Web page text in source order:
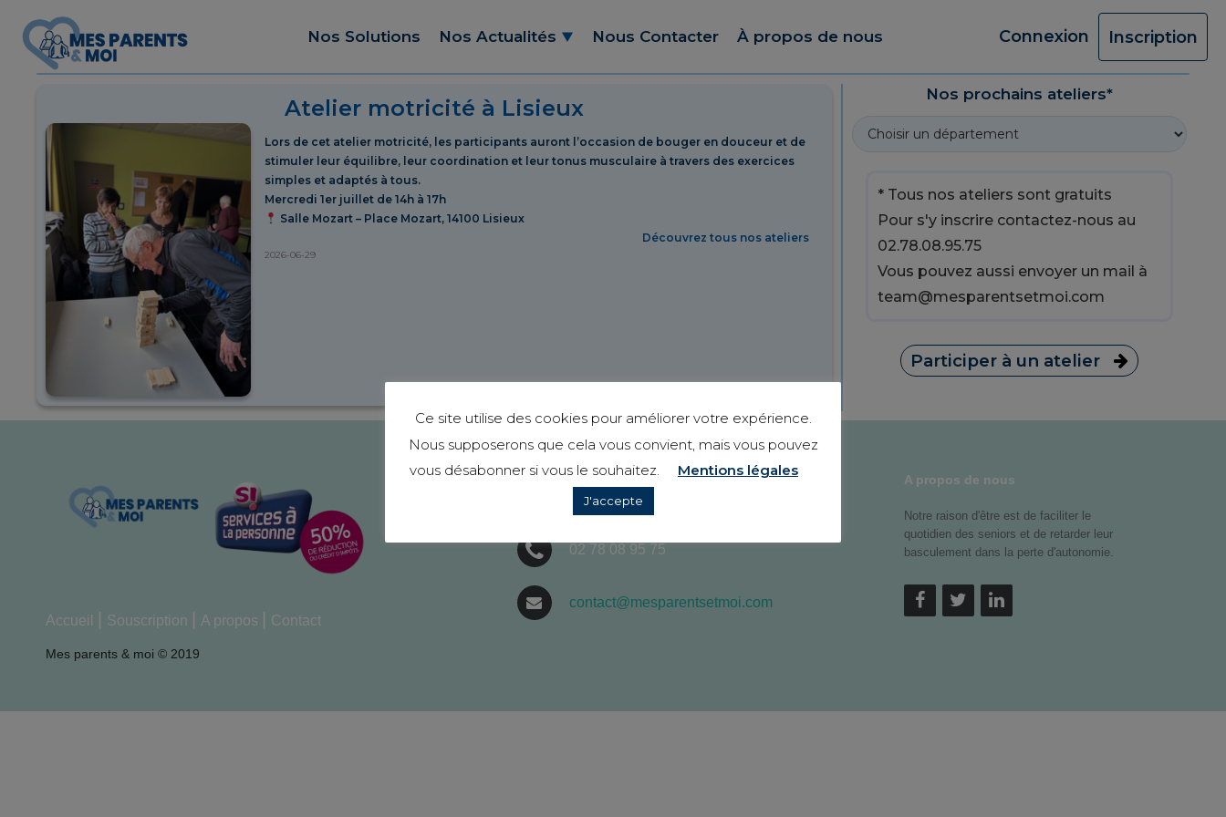
Nos Solutions Nos Actualités Nous Contacter À propos de nous Connexion Inscription
Atelier motricité à Lisieux
Lors de cet atelier motricité, les participants auront l’occasion de bouger en douceur et de
stimuler leur équilibre, leur coordination et leur tonus musculaire à travers des exercices
simples et adaptés à tous.
Mercredi 1er juillet de 14h à 17h
Salle Mozart – Place Mozart, 14100 Lisieux
Découvrez tous nos ateliers
2026-06-29
Nos prochains ateliers*
* Tous nos ateliers sont gratuits
Pour s'y inscrire contactez-nous au
02.78.08.95.75
Vous pouvez aussi envoyer un mail à
team@mesparentsetmoi.com
Participer à un atelier
Accueil Souscription A propos Contact
Mes parents & moi © 2019
149 Rue Charles Mouchel
76500, Elbeuf
02 78 08 95 75
contact@mesparentsetmoi.com
A propos de nous
Notre raison d'être est de faciliter le
quotidien des seniors et de retarder leur
basculement dans la perte d'autonomie.
Ce site utilise des cookies pour améliorer votre expérience.
Nous supposerons que cela vous convient, mais vous pouvez
vous désabonner si vous le souhaitez.
Mentions légales
J'accepte